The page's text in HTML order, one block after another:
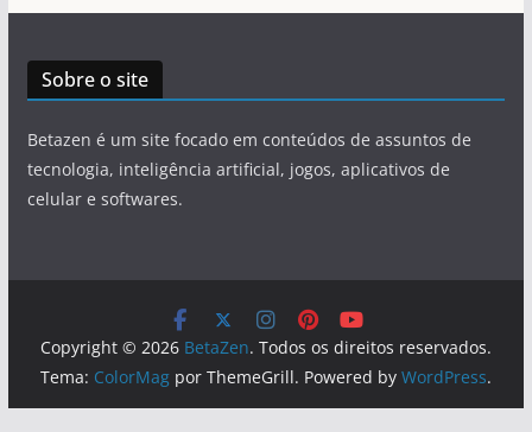
Sobre o site
Betazen é um site focado em conteúdos de assuntos de
tecnologia, inteligência artificial, jogos, aplicativos de
celular e softwares.
Copyright © 2026 BetaZen. Todos os direitos reservados.
Tema: ColorMagpor ThemeGrill. Powered by WordPress.